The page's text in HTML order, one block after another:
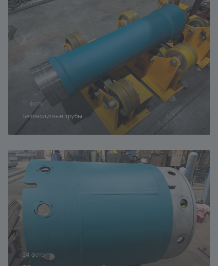
11 фото
Бетонолитные трубы
24 фото